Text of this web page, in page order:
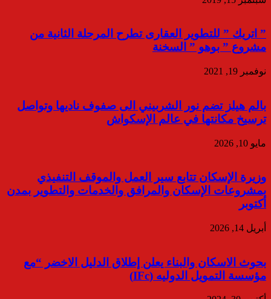
” اتريك ” للتطوير العقارى تطرح المرحلة الثانية من
مشروع ” بوهو ” السخنة
نوفمبر 19, 2021
بالم هيلز تضم نور الشربيني الى صفوف ناديها وتواصل
ترسيخ مكانتها في عالم الإسكواش
مايو 10, 2026
وزيرة الإسكان تتابع سير العمل والموقف التنفيذي
بمشروعات الإسكان والمرافق والخدمات والتطوير بمدن
أكتوبر
أبريل 14, 2026
بحوث الاسكان والبناء يعلن إطلاق الدليل الاخضر “مع
مؤسسة التمويل الدوليه (IFc)